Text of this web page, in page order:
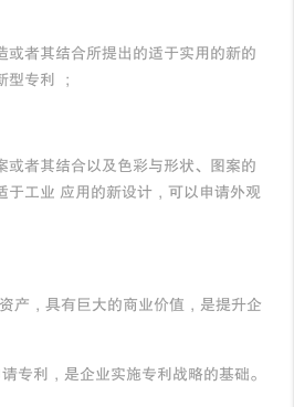
者其结合所提出的适于实用的新的
专利 ；
者其结合以及色彩与形状、图案的
于工业 应用的新设计，可以申请外观
，具有巨大的商业价值，是提升企
利，是企业实施专利战略的基础。